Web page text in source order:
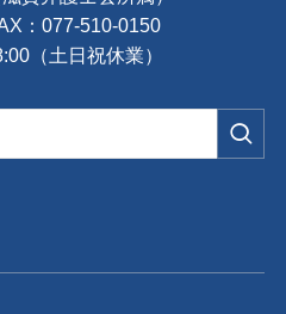
：077-510-0150
（土日祝休業）